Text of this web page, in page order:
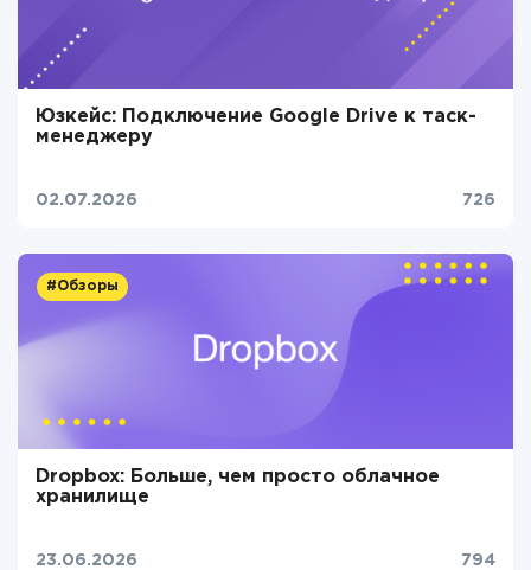
Юзкейс: Подключение Google Drive к таск-
менеджеру
02.07.2026 726
#Обзоры
Dropbox: Больше, чем просто облачное
хранилище
23.06.2026 794